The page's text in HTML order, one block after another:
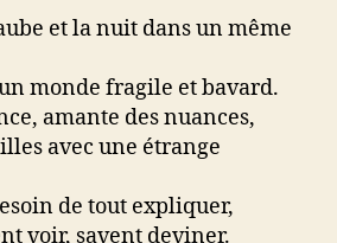
et la nuit dans un même
monde fragile et bavard.
amante des nuances,
avec une étrange
de tout expliquer,
voir, savent deviner.